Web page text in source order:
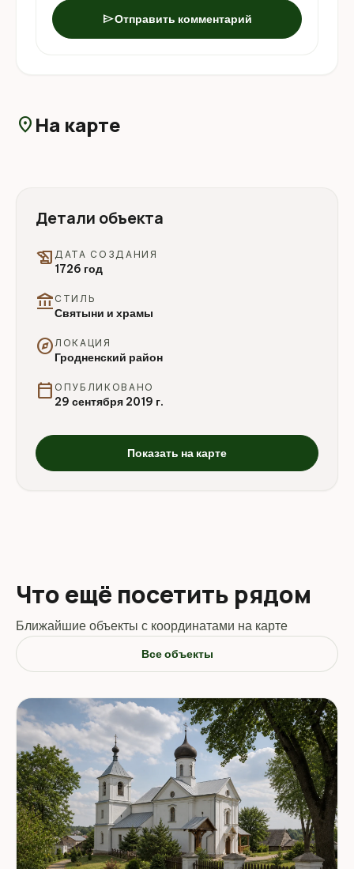
sendОтправить комментарий
location_on На карте
Детали объекта
history_edu ДАТА СОЗДАНИЯ
1726 год
account_balance СТИЛЬ
Святыни и храмы
explore ЛОКАЦИЯ
Гродненский район
calendar_today ОПУБЛИКОВАНО
29 сентября 2019 г.
Показать на карте
Что ещё посетить рядом
Ближайшие объекты с координатами на карте
Все объекты